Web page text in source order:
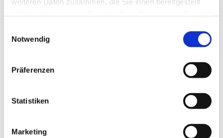
Notwendig
Präferenzen
Statistiken
Marketing
Gass 10
+41 56 462 33 55